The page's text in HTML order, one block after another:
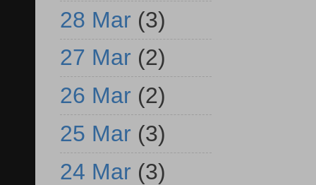
28 Mar (3)
27 Mar (2)
26 Mar (2)
25 Mar (3)
24 Mar (3)